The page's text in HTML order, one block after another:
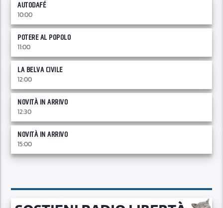
AUTODAFÉ
10:00
POTERE AL POPOLO
11:00
LA BELVA CIVILE
12:00
NOVITÀ IN ARRIVO
12:30
NOVITÀ IN ARRIVO
15:00